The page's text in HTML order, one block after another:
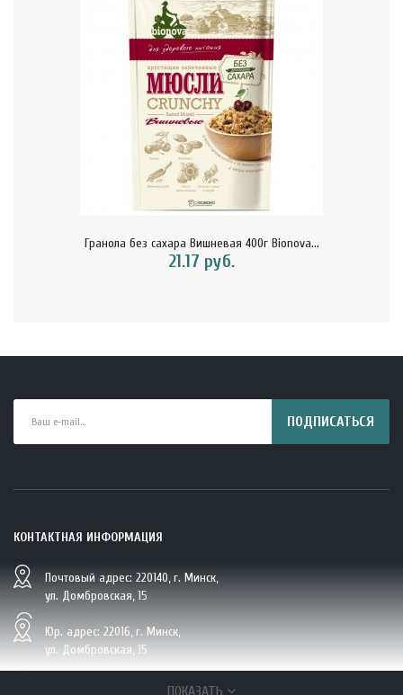
Гранола без сахара Вишневая 400г Bionova...
21.17 руб.
BIO Кокосовая вода тетрапак 330 мл Vietcoco 112878..
5.23 руб.
ПОДПИСАТЬСЯ
КОНТАКТНАЯ ИНФОРМАЦИЯ
Почтовый адрес: 220140, г. Минск,
ул. Домбровская, 15
Юр. адрес: 22016, г. Минск,
ул. Домбровская, 15
+375 (29/33/25) 6 270 870, г. Минск,